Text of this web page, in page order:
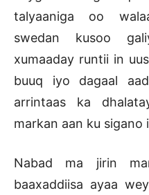
talyaaniga oo
swedan kusoo
xumaaday runtii in
buuq iyo dagaal
arrintaas ka
markan aan ku sigano
Nabad ma jirin
baaxaddiisa ayaa